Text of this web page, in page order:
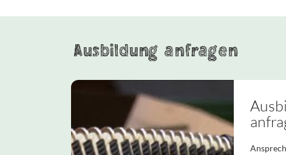
Ausbildung anfragen